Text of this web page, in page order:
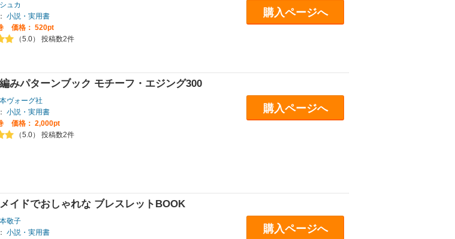
ュカ
小説・実用書
価格： 520pt
（5.0） 投稿数2件
購入ページへ
みパターンブック モチーフ・エジング300
ヴォーグ社
小説・実用書
価格： 2,000pt
（5.0） 投稿数2件
購入ページへ
イドでおしゃれな ブレスレットBOOK
敬子
小説・実用書
購入ページへ